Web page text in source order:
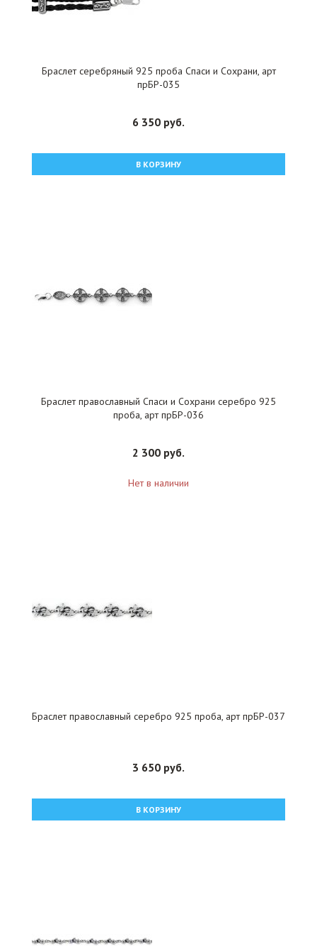
Браслет серебряный 925 проба Спаси и Сохрани, арт
прБР-035
6 350 руб.
В КОРЗИНУ
Браслет православный Спаси и Сохрани серебро 925
проба, арт прБР-036
2 300 руб.
Нет в наличии
Браслет православный серебро 925 проба, арт прБР-037
3 650 руб.
В КОРЗИНУ